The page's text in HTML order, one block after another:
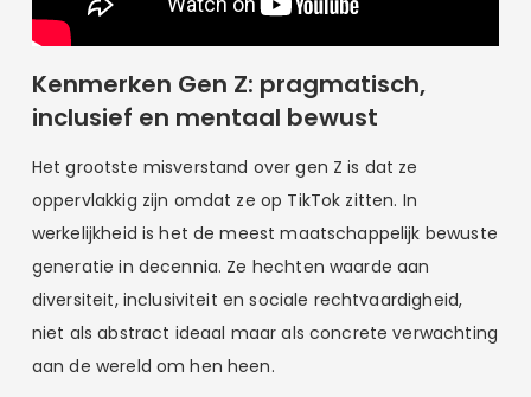
Kenmerken Gen Z: pragmatisch,
inclusief en mentaal bewust
Het grootste misverstand over gen Z is dat ze
oppervlakkig zijn omdat ze op TikTok zitten. In
werkelijkheid is het de meest maatschappelijk bewuste
generatie in decennia. Ze hechten waarde aan
diversiteit, inclusiviteit en sociale rechtvaardigheid,
niet als abstract ideaal maar als concrete verwachting
aan de wereld om hen heen.